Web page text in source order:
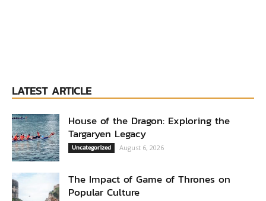
LATEST ARTICLE
House of the Dragon: Exploring the
Targaryen Legacy
Uncategorized August 6, 2026
The Impact of Game of Thrones on
Popular Culture